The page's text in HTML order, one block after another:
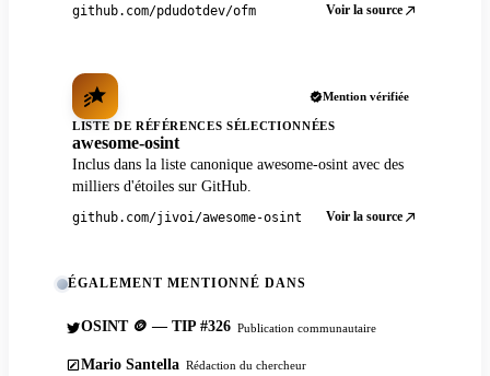
github.com/pdudotdev/ofm Voir la source
Mention vérifiée
LISTE DE RÉFÉRENCES SÉLECTIONNÉES
awesome-osint
Inclus dans la liste canonique awesome-osint avec des
milliers d'étoiles sur GitHub.
github.com/jivoi/awesome-osint Voir la source
ÉGALEMENT MENTIONNÉ DANS
OSINT 🪙 — TIP #326 Publication communautaire
Mario Santella Rédaction du chercheur